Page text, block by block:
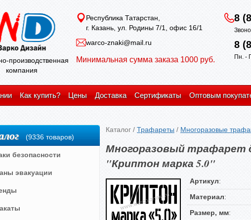
производственная
компания
Республика Татарстан,
г. Казань, ул. Родины 7/1, офис 16/1
warco-znaki@mail.ru
Минимальная сумма заказа 1000 руб.
8
8
Пн. -
Как купить? Цены Доставка Сертификаты Оптовым
Каталог / Трафареты / Многоразовые
Многоразовый трафарет
"Криптон марка 5.0"
Артикул:
Материал:
Размер, мм:
(9336 товаров)
безопасности
эвакуации